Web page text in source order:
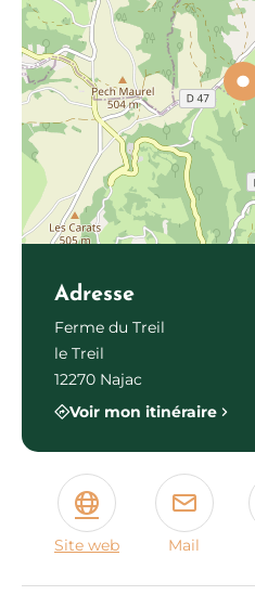
Adresse
Ferme du Treil
le Treil
12270 Najac
Voir mon itinéraire
Site web Mail